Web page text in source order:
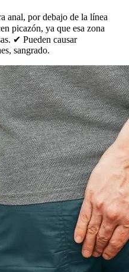
anal, por debajo de la línea
picazón, ya que esa zona
✔ Pueden causar
sangrado.